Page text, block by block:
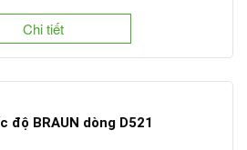
Chi tiết
độ BRAUN dòng D521